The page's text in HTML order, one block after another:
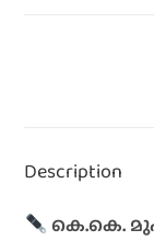
Description
കെ.കെ.